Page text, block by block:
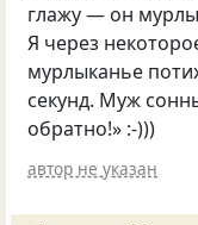
глажу — он
Я через
мурлыканье
секунд. Муж
обратно!» :-)))
автор не указан